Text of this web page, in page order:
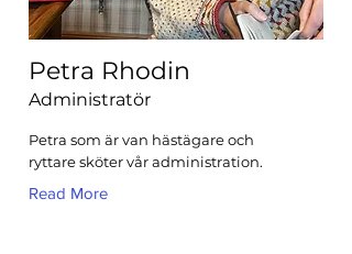
Petra Rhodin
Administratör
Petra som är van hästägare och
ryttare sköter vår administration.
Read More